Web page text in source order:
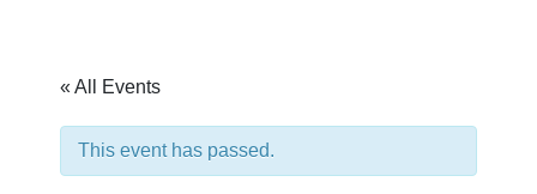
« All Events
This event has passed.